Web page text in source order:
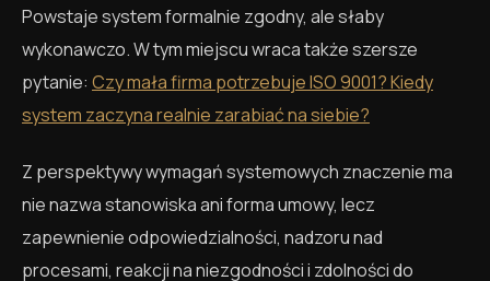
Powstaje system formalnie zgodny, ale słaby
wykonawczo. W tym miejscu wraca także szersze
pytanie: Czy mała firma potrzebuje ISO 9001? Kiedy
system zaczyna realnie zarabiać na siebie?
Z perspektywy wymagań systemowych znaczenie ma
nie nazwa stanowiska ani forma umowy, lecz
zapewnienie odpowiedzialności, nadzoru nad
procesami, reakcji na niezgodności i zdolności do